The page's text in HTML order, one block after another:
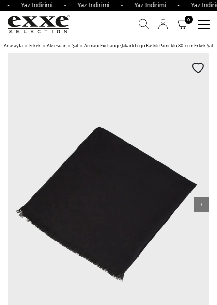
- Yaz İndirimi - Yaz İndirimi - Yaz İndirimi -
0
Anasayfa Erkek Aksesuar Şal Armani Exchange Jakarlı Logo Baskılı Pamuklu 80 x cm Erkek Şal